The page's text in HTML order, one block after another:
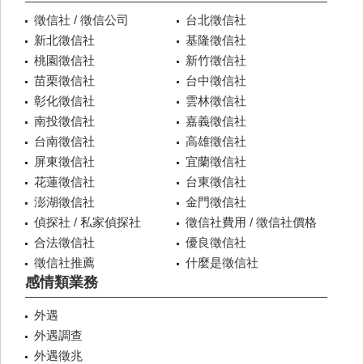
徵信社 / 徵信公司
台北徵信社
新北徵信社
基隆徵信社
桃園徵信社
新竹徵信社
苗栗徵信社
台中徵信社
彰化徵信社
雲林徵信社
南投徵信社
嘉義徵信社
台南徵信社
高雄徵信社
屏東徵信社
宜蘭徵信社
花蓮徵信社
台東徵信社
澎湖徵信社
金門徵信社
偵探社 / 私家偵探社
徵信社費用 / 徵信社價格
合法徵信社
優良徵信社
徵信社推薦
什麼是徵信社
感情類業務
外遇
外遇調查
外遇徵兆